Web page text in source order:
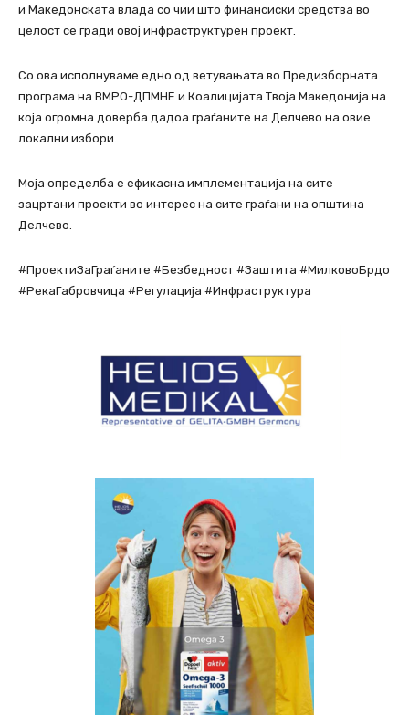
и Македонската влада со чии што финансиски средства во
целост се гради овој инфраструктурен проект.
Со ова исполнуваме едно од ветувањата во Предизборната
програма на ВМРО-ДПМНЕ и Коалицијата Твоја Македонија на
која огромна доверба дадоа граѓаните на Делчево на овие
локални избори.
Моја определба е ефикасна имплементација на сите
зацртани проекти во интерес на сите граѓани на општина
Делчево.
#ПроектиЗаГраѓаните #Безбедност #Заштита #МилковоБрдо
#РекаГабровчица #Регулација #Инфраструктура